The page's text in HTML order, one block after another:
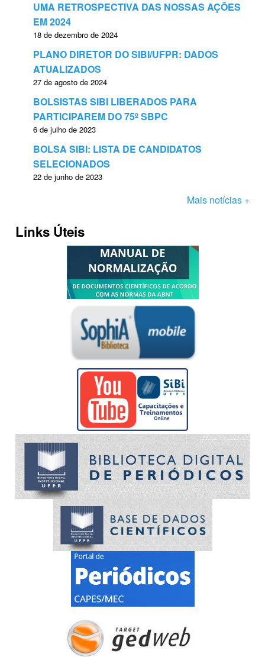
UMA RETROSPECTIVA DAS NOSSAS AÇÕES
EM 2024
18 de dezembro de 2024
PLANO DIRETOR DO SIBI/UFPR: DADOS
ATUALIZADOS
27 de agosto de 2024
BOLSISTAS SIBI LIBERADOS PARA
PARTICIPAREM DO 75º SBPC
6 de julho de 2023
BOLSA SIBI: LISTA DE CANDIDATOS
SELECIONADOS
22 de junho de 2023
Mais notícias +
Links Úteis